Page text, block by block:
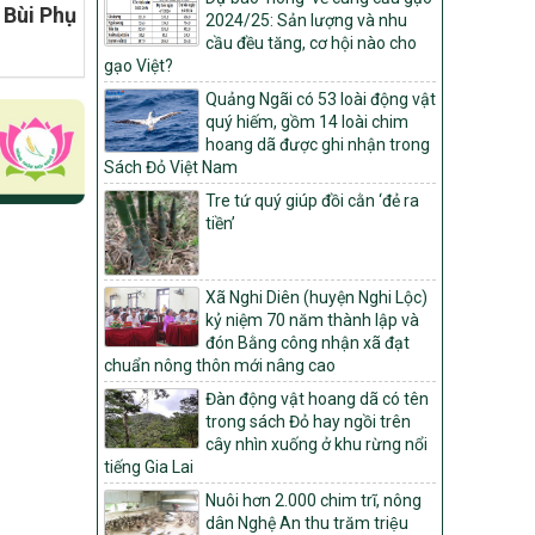
Bùi Phụ
Môi trường
Quyết định số: 26/2026/QĐ-TTg
Quyết định ban hành Bộ tiêu chí và quy
trình đánh giá, phân hạng sản phẩm Mỗi
xã một sản phẩm
số: 19/2026/QĐ-TTg
Quy định điều kiện, trình tự, thủ tục, hồ sơ
xét, công nhận, công bố và thu hồi quyết
định công nhận xã đạt chuẩn nông thôn
mới, xã đạt nông thôn mới hiện đại và
tỉnh, thành phố hoàn thành nhiệm vụ xây
dựng nông thôn mới giai đoạn 2026 –
2030
Quyết định số 16/2026/QĐ-TTg
Quy định nguyên tắc, tiêu chí, định mức
phân bổ ngân sách trung ương và tỉ lệ
vốn đối ứng ngân sách của địa phương
thực hiện Chương trình mục tiêu quốc gia
xây dựng nông thôn mới, giảm nghèo
bền vững và phát triển kinh tế – xã hội
vùng đồng bào dân tộc thiểu số và miền
2024/25: Sản lượng và nhu
cầu đều tăng, cơ hội nào cho
gạo Việt?
Quảng Ngãi có 53 loài động vật
quý hiếm, gồm 14 loài chim
hoang dã được ghi nhận trong
Sách Đỏ Việt Nam
Tre tứ quý giúp đồi cằn ‘đẻ ra
tiền’
Xã Nghi Diên (huyện Nghi Lộc)
kỷ niệm 70 năm thành lập và
đón Bằng công nhận xã đạt
chuẩn nông thôn mới nâng cao
Đàn động vật hoang dã có tên
trong sách Đỏ hay ngồi trên
cây nhìn xuống ở khu rừng nổi
tiếng Gia Lai
Nuôi hơn 2.000 chim trĩ, nông
dân Nghệ An thu trăm triệu